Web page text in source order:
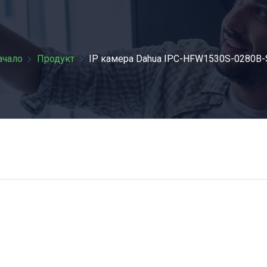
НАЧАЛО
Продукт IP камерa Dahua IPC-HFW1530S-0280B-